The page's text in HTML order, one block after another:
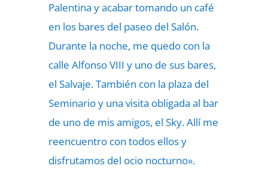
Palentina y acabar tomando un café
en los bares del paseo del Salón.
Durante la noche, me quedo con la
calle Alfonso VIII y uno de sus bares,
el Salvaje. También con la plaza del
Seminario y una visita obligada al bar
de uno de mis amigos, el Sky. Allí me
reencuentro con todos ellos y
disfrutamos del ocio nocturno».